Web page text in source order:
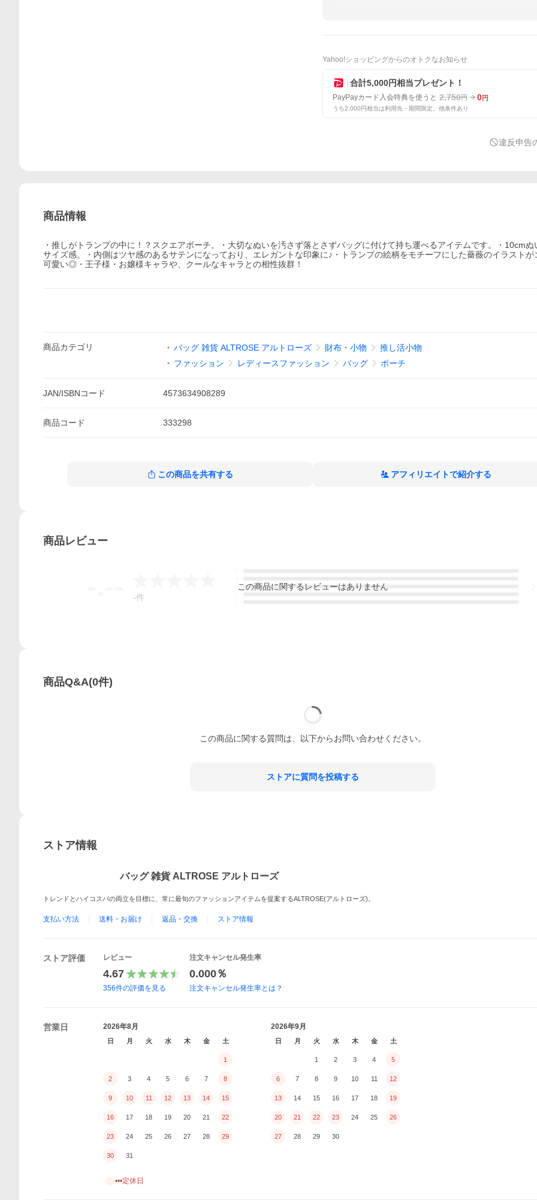
Yahoo!ショッピングからのオトクなお知らせ
合計5,000円相当プレゼント！
PayPayカード入会特典を使うと 2,750円 0円
うち2,000円相当は利用先・期間限定。他条件あり
違反申告
商品情報
・推しがトランプの中に！？スクエアポーチ。・大切なぬいを汚さず落とさずバッグに付けて持ち運べるアイテムです。・10cmぬ
サイズ感。・内側はツヤ感のあるサテンになっており、エレガントな印象に♪・トランプの絵柄をモチーフにした薔薇のイラストが
可愛い◎・王子様・お嬢様キャラや、クールなキャラとの相性抜群！
商品カテゴリ バッグ 雑貨 ALTROSE アルトローズ 財布・小物
推し活小物
ファッション
レディースファッション バッグ ポーチ
JAN/ISBNコード 4573634908289
商品コード 333298
この商品を共有する アフィリエイトで紹介する
商品レビュー
-件
この商品に関するレビューはありません
商品Q&A(0件)
この商品に関する質問は、以下からお問い合わせください。
ストアに質問を投稿する
ストア情報
バッグ 雑貨 ALTROSE アルトローズ
トレンドとハイコスパの両立を目標に、常に最旬のファッションアイテムを提案するALTROSE(アルトローズ)。
支払い方法 送料・お届け 返品・交換 ストア情報
ストア評価 レビュー
4.67
356件の評価を見る
注文キャンセル発生率
0.000％
注文キャンセル発生率とは？
営業日 2026年8月
日 月 火 水 木 金 土
1
2 3 4 5 6 7 8
9 10 11 12 13 14 15
16 17 18 19 20 21 22
23 24 25 26 27 28 29
30 31
2026年9月
日 月 火 水 木 金 土
1 2 3 4 5
6 7 8 9 10 11 12
13 14 15 16 17 18 19
20 21 22 23 24 25 26
27 28 29 30
•••定休日